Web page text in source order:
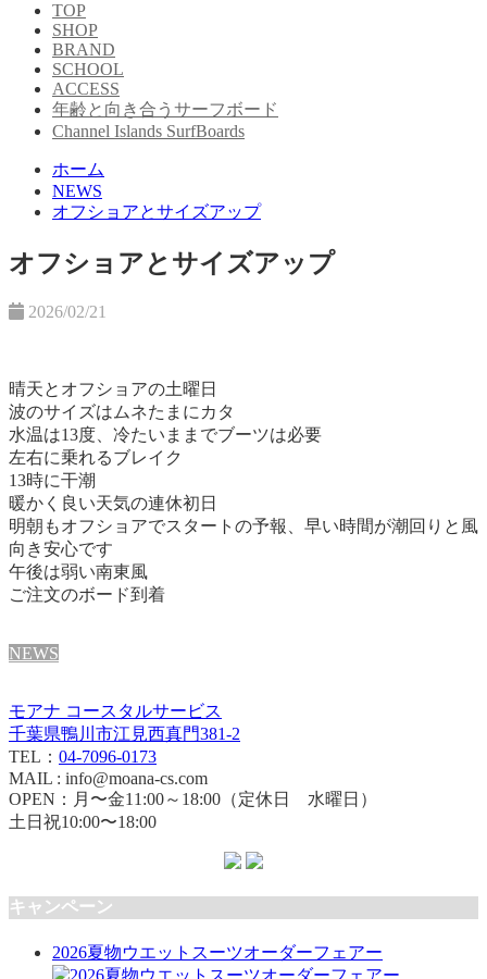
TOP
SHOP
BRAND
SCHOOL
ACCESS
年齢と向き合うサーフボード
Channel Islands SurfBoards
ホーム
NEWS
オフショアとサイズアップ
オフショアとサイズアップ
2026/02/21
晴天とオフショアの土曜日
波のサイズはムネたまにカタ
水温は13度、冷たいままでブーツは必要
左右に乗れるブレイク
13時に干潮
暖かく良い天気の連休初日
明朝もオフショアでスタートの予報、早い時間が潮回りと風
向き安心です
午後は弱い南東風
ご注文のボード到着
NEWS
モアナ コースタルサービス
千葉県鴨川市江見西真門381-2
TEL： 04-7096-0173
MAIL : info@moana-cs.com
OPEN：月〜金11:00～18:00（定休日 水曜日）
土日祝10:00〜18:00
キャンペーン
2026夏物ウエットスーツオーダーフェアー